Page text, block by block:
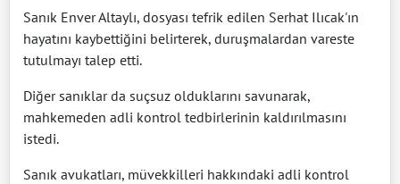
Sanık Enver Altaylı, dosyası tefrik edilen Serhat Ilıcak'ın
hayatını kaybettiğini belirterek, duruşmalardan vareste
tutulmayı talep etti.
Diğer sanıklar da suçsuz olduklarını savunarak,
mahkemeden adli kontrol tedbirlerinin kaldırılmasını
istedi.
Sanık avukatları, müvekkilleri hakkındaki adli kontrol